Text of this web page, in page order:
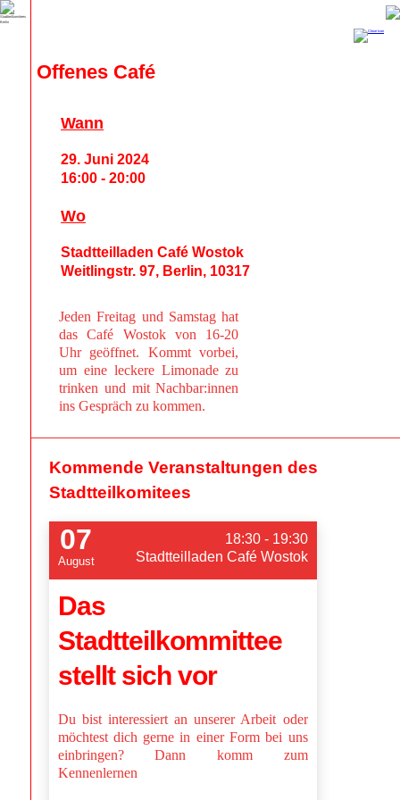
Offenes Café
Jeden Freitag und Samstag hat
das Café Wostok von 16-20
Uhr geöffnet. Kommt vorbei,
um eine leckere Limonade zu
trinken und mit Nachbar:innen
ins Gespräch zu kommen.
Wann
29. Juni 2024
16:00 - 20:00
Wo
Stadtteilladen Café Wostok
Weitlingstr. 97, Berlin, 10317
Kommende Veranstaltungen des
Stadtteilkomitees
07
August
18:30 - 19:30
Stadtteilladen Café Wostok
Das
Stadtteilkommittee
stellt sich vor
Du bist interessiert an unserer Arbeit oder
möchtest dich gerne in einer Form bei uns
einbringen? Dann komm zum
Kennenlernen